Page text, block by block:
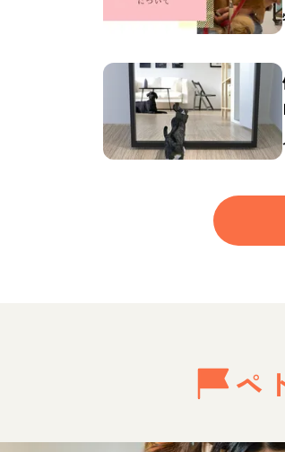
ペ